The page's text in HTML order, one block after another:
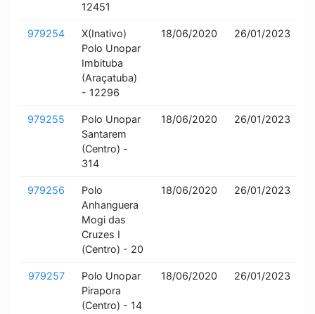
12451
979254
X(Inativo)
Polo Unopar
Imbituba
(Araçatuba)
- 12296
18/06/2020 26/01/2023
979255
Polo Unopar
Santarem
(Centro) -
314
18/06/2020 26/01/2023
979256
Polo
Anhanguera
Mogi das
Cruzes I
(Centro) - 20
18/06/2020 26/01/2023
979257
Polo Unopar
Pirapora
(Centro) - 14
18/06/2020 26/01/2023